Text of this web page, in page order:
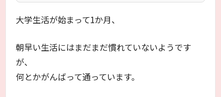
大学生活が始まって1か月、
朝早い生活にはまだまだ慣れていないようです
が、
何とかがんばって通っています。